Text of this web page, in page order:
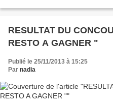
RESULTAT DU
RESTO A GAGNER "
Publié le 25/11/2013 à 15:25
Par nadia